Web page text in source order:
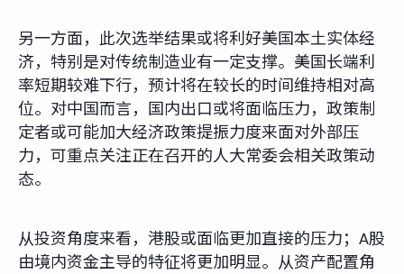
另一方面，此次选举结果或将利好美国本土实体经
济，特别是对传统制造业有一定支撑。美国长端利
率短期较难下行，预计将在较长的时间维持相对高
位。对中国而言，国内出口或将面临压力，政策制
定者或可能加大经济政策提振力度来面对外部压
力，可重点关注正在召开的人大常委会相关政策动
态。
从投资角度来看，港股或面临更加直接的压力；A股
由境内资金主导的特征将更加明显。从资产配置角